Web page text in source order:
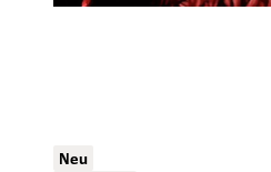
Neu